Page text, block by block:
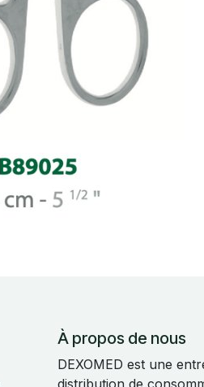
À propos de nous
DEXOMED est une
distribution de